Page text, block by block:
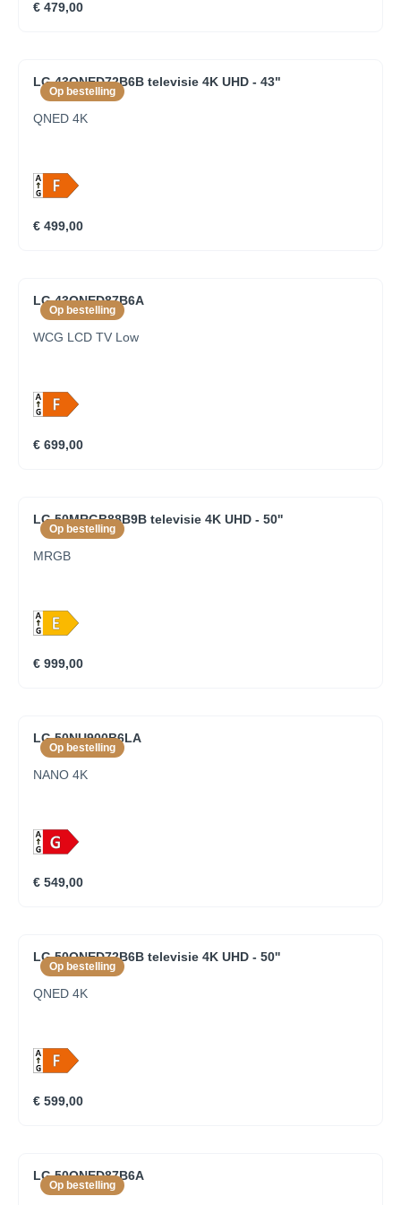
€ 479,00
Op bestelling
LG 43QNED72B6B televisie 4K UHD - 43"
QNED 4K
€ 499,00
Op bestelling
LG 43QNED87B6A
WCG LCD TV Low
€ 699,00
Op bestelling
LG 50MRGB88B9B televisie 4K UHD - 50''
MRGB
€ 999,00
Op bestelling
LG 50NU900B6LA
NANO 4K
€ 549,00
Op bestelling
LG 50QNED72B6B televisie 4K UHD - 50''
QNED 4K
€ 599,00
Op bestelling
LG 50QNED87B6A